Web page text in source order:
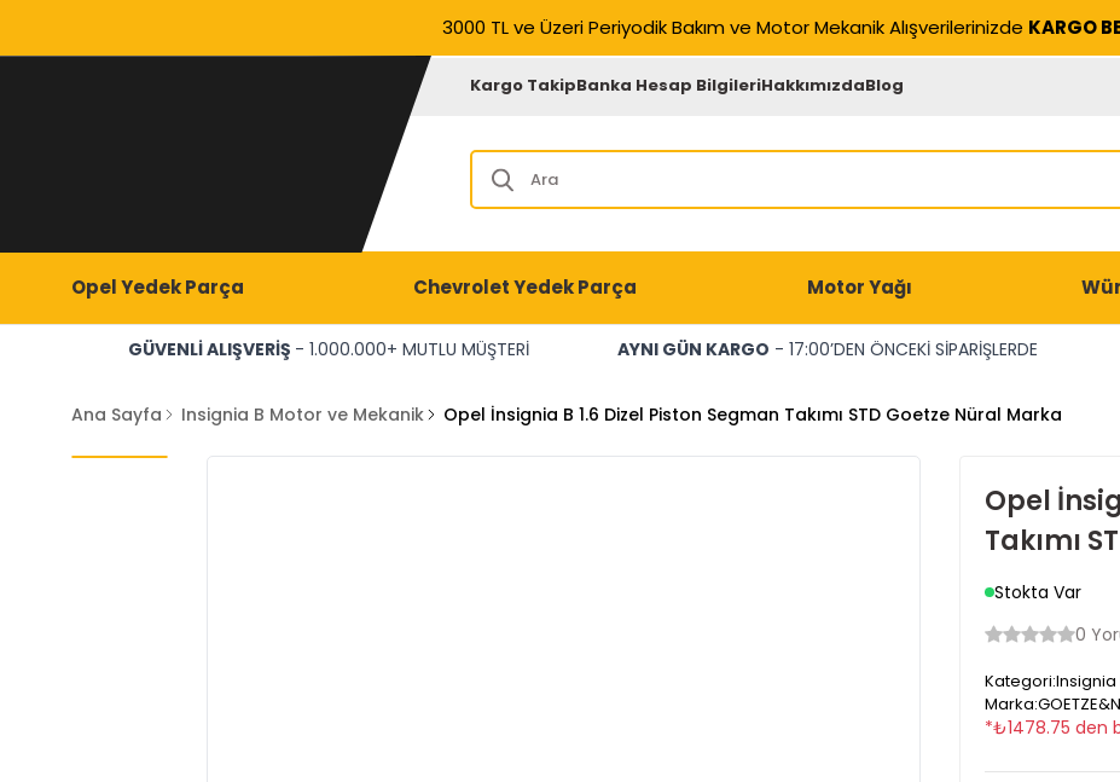
3000 TL ve Üzeri Periyodik Bakım ve Motor Mekanik Alışverilerinizde KARGO
Kargo TakipBanka Hesap BilgileriHakkımızdaBlog
Opel Yedek Parça Chevrolet Yedek Parça Motor Yağı
GÜVENLİ ALIŞVERİŞ - 1.000.000+ MUTLU MÜŞTERİ AYNI GÜN KARGO - 17:00’DEN ÖNCEKİ SİPARİŞLERDE
Ana Sayfa Insignia B Motor ve Mekanik Opel İnsignia B 1.6 Dizel Piston Segman Takımı STD Goetze Nüral Marka
Opel
Takımı
Stokta Var
0
Kategori:Insignia
Marka:
*₺1478.75 den